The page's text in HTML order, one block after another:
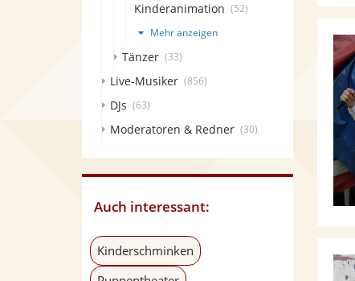
Kinderanimation (52)
Mehr anzeigen
Tänzer (33)
Live-Musiker (856)
DJs (63)
Moderatoren & Redner (30)
Auch interessant:
Kinderschminken